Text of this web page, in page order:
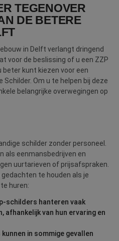
TEGENOVER
DE BETERE
in Delft verlangt dringend
voor de beslissing of u een ZZP
kunt kiezen voor een
Schilder. Om u te helpen bij deze
belangrijke overwegingen op
schilder zonder personeel.
als eenmansbedrijven en
uurtarieven of prijsafspraken.
te houden als je
huren:
schilders hanteren vaak
afhankelijk van hun ervaring en
in sommige gevallen